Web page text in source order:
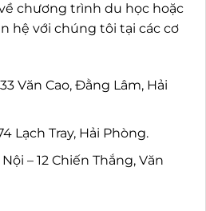
chương trình du học hoặc
hệ với chúng tôi tại các cơ
Văn Cao, Đằng Lâm, Hải
Lạch Tray, Hải Phòng.
– 12 Chiến Thắng, Văn